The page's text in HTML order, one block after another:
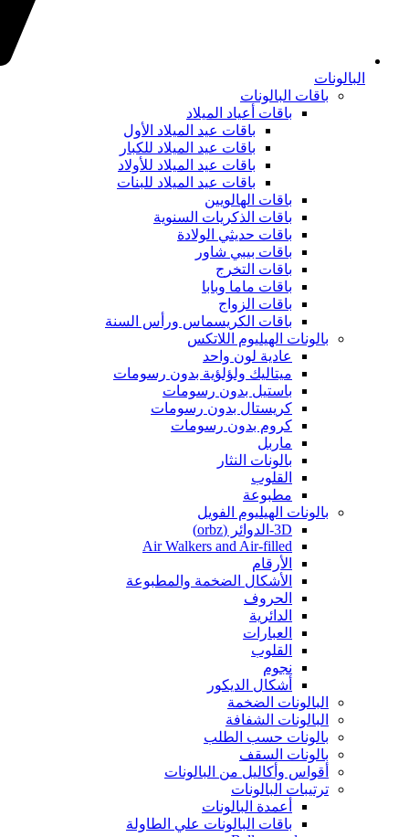
البالونات
باقات البالونات
باقات أعياد الميلاد
باقات عيد الميلاد الأول
باقات عيد الميلاد للكبار
باقات عيد الميلاد للأولاد
باقات عيد الميلاد للبنات
باقات الهالويين
باقات الذكريات السنوية
باقات حديثي الولادة
باقات بيبي شاور
باقات التخرج
باقات ماما وبابا
باقات الزواج
باقات الكريسماس ورأس السنة
بالونات الهيليوم اللاتكس
عادية لون واحد
ميتاليك ولؤلؤية بدون رسومات
باستيل بدون رسومات
كريستال بدون رسومات
كروم بدون رسومات
ماربل
بالونات النثار
القلوب
مطبوعة
بالونات الهيليوم الفويل
3D-الدوائر (orbz)
Air Walkers and Air-filled
الأرقام
الأشكال الضخمة والمطبوعة
الحروف
الدائرية
العبارات
القلوب
نجوم
أشكال الديكور
البالونات الضخمة
البالونات الشفافة
بالونات حسب الطلب
بالونات السقف
أقواس وأكاليل من البالونات
ترتيبات البالونات
أعمدة البالونات
باقات البالونات علي الطاولة